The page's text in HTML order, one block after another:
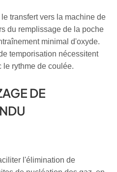
transfert vers la machine de
du remplissage de la poche
minimal d'oxyde.
temporisation nécessitent
le rythme de coulée.
DE
l'élimination de